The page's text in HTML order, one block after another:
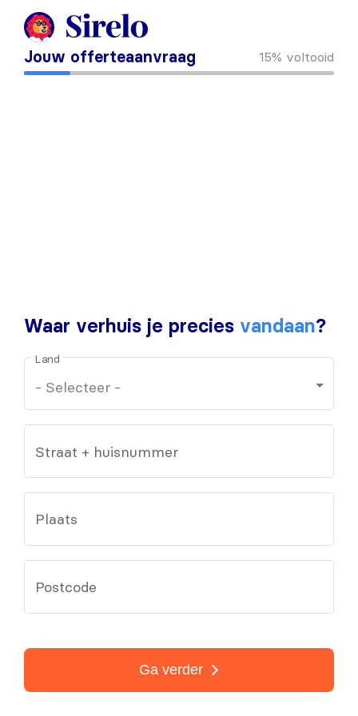
Jouw offerteaanvraag 15% voltooid
Waar verhuis je precies vandaan?
Land
Straat + huisnummer
Plaats
Postcode
Ga verder